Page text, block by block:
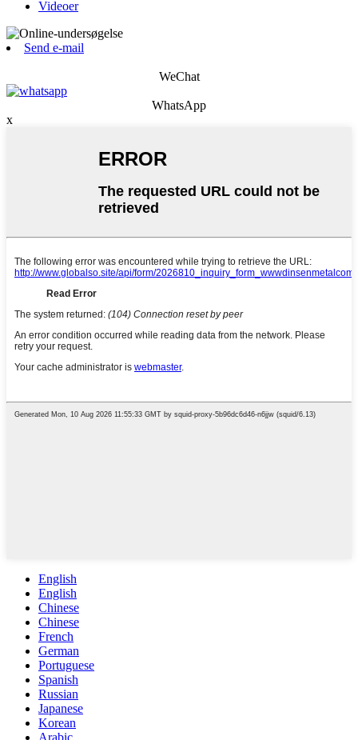
Videoer
Send e-mail
WeChat
WhatsApp
x
English
English
Chinese
Chinese
French
German
Portuguese
Spanish
Russian
Japanese
Korean